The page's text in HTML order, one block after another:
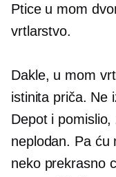
Ptice u mom
vrtlarstvo.
Dakle, u mom
istinita priča. Ne
Depot i
neplodan. Pa ću
neko prekrasno